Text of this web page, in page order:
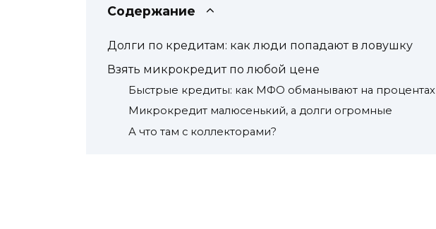
Содержание
Долги по кредитам: как люди попадают в ловушку
Взять микрокредит по любой цене
Быстрые кредиты: как МФО обманывают на процентах
Микрокредит малюсенький, а долги огромные
А что там с коллекторами?